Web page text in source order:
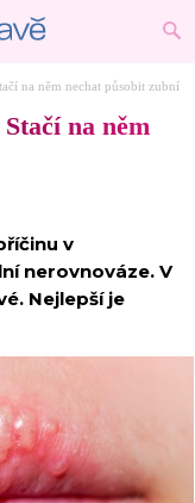
na něm nechat působit zubní
na něm
v
nerovnováze. V
Nejlepší je